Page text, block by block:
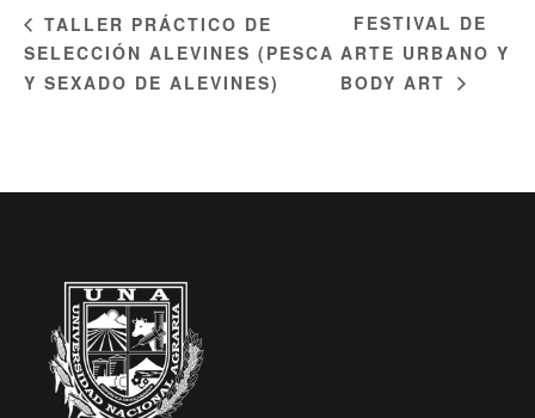
TALLER PRÁCTICO DE
SELECCIÓN ALEVINES (PESCA
Y SEXADO DE ALEVINES)
FESTIVAL DE
ARTE URBANO Y
BODY ART